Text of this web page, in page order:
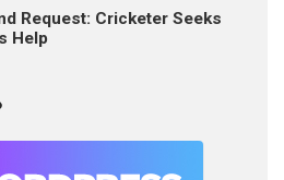
Request: Cricketer Seeks
Help